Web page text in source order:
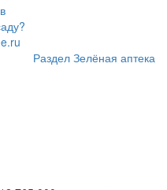
Раздел Зелёная аптека